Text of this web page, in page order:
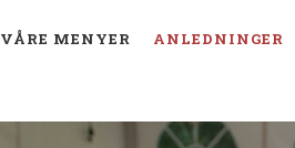
VÅRE MENYER ANLEDNINGER